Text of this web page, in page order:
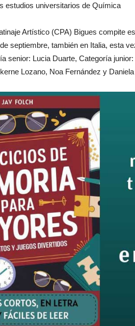
estudios universitarios de Química
Artístico (CPA) Bigues compite
septiembre, también en Italia, esta
senior: Lucia Duarte, Categoría
Lozano, Noa Fernández y